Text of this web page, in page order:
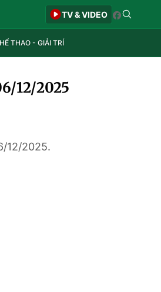
TV & VIDEO
THAO - GIẢI TRÍ
12/2025
12/2025.